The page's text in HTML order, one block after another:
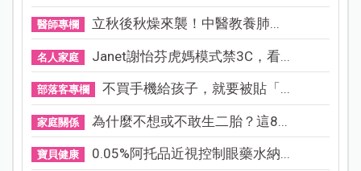
醫師專欄 立秋後秋燥來襲！中醫教養肺...
名人家庭 Janet謝怡芬虎媽模式禁3C，看...
部落客專欄 不買手機給孩子，就要被貼「...
家庭關係 為什麼不想或不敢生二胎？這8...
寶貝健康 0.05%阿托品近視控制眼藥水納...